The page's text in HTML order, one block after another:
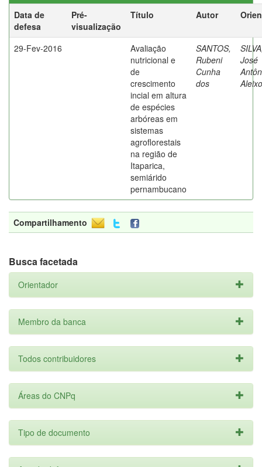
Data de
defesa
Pré-
visualização
Título Autor
29-Fev-2016
Avaliação
nutricional e
de
crescimento
incial em altura
de espécies
arbóreas em
sistemas
agroflorestais
na região de
Itaparica,
semiárido
pernambucano
SANTOS,
Rubeni
Cunha
dos
José
Compartilhamento
Busca facetada
Orientador
Membro da banca
Todos contribuidores
Áreas do CNPq
Tipo de documento